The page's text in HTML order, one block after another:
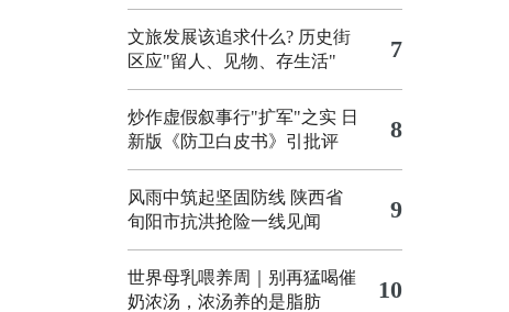
文旅发展该追求什么? 历史街
区应"留人、见物、存生活"
7
炒作虚假叙事行"扩军"之实 日
新版《防卫白皮书》引批评
8
风雨中筑起坚固防线 陕西省
旬阳市抗洪抢险一线见闻
9
世界母乳喂养周｜别再猛喝催
奶浓汤，浓汤养的是脂肪
10